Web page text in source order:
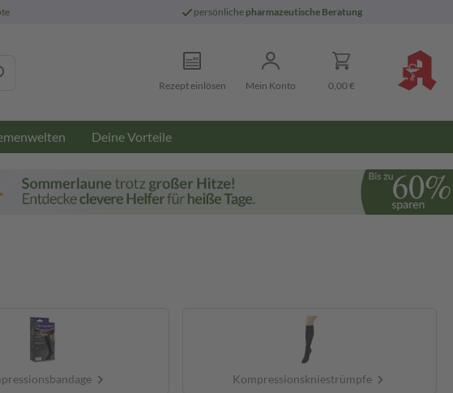
persönliche pharmazeutische Beratung
Rezept einlösen Mein Konto 0,00 €
Deine Vorteile
Kompressionskniestrümpfe